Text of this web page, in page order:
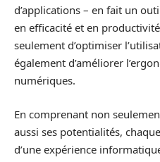
d’applications – en fait un
en efficacité et en
seulement d’optimiser
également d’améliorer
numériques.
En comprenant non
aussi ses potentialités,
d’une expérience